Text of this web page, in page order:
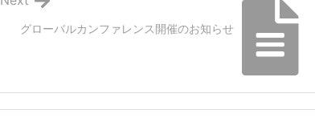
グローバルカンファレンス開催のお知らせ